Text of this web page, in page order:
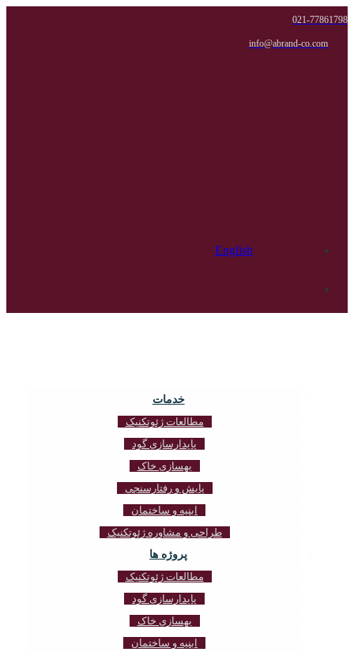
021-77861798
info@abrand-co.com
English
خدمات
مطالعات ژئوتکنیک
پایدارسازی گود
بهسازی خاک
پایش و رفتارسنجی
ابنیه و ساختمان
طراحی و مشاوره ژئوتکنیک
پروژه ها
مطالعات ژئوتکنیک
پایدارسازی گود
بهسازی خاک
ابنیه و ساختمان